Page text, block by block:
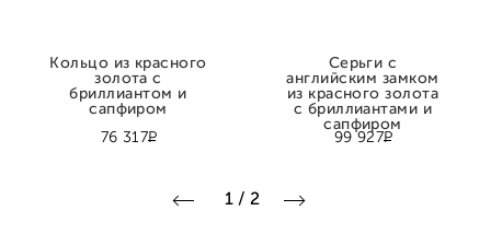
76 317Р
Кольцо из красного
золота с
бриллиантом и
сапфиром
99 927Р
Серьги с
английским замком
из красного золота
с бриллиантами и
сапфиром
1 / 2